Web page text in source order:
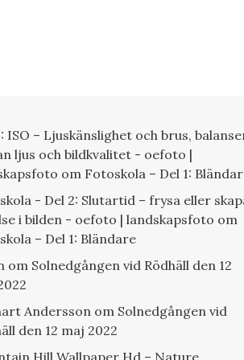
ISO – Ljuskänslighet och brus,
ljus och bildkvalitet - oefoto |
om Fotoskola – Del 1:
- Del 2: Slutartid – frysa eller
i bilden - oefoto | landskapsfoto om
– Del 1: Bländare
om Solnedgången vid Rödhäll den 12
Andersson om Solnedgången vid
den 12 maj 2022
Hill Wallpaper Hd – Nature